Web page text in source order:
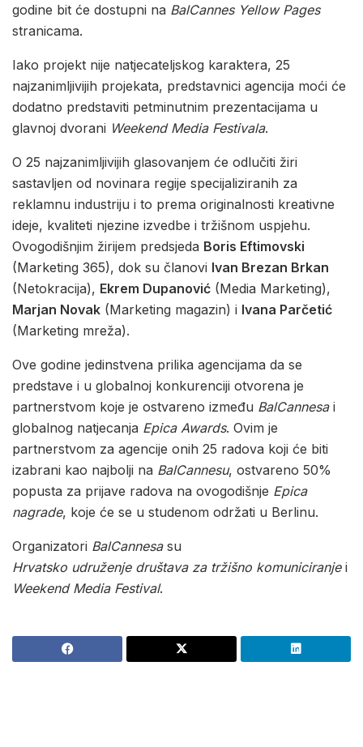
godine bit će dostupni na BalCannes Yellow Pages
stranicama.
Iako projekt nije natjecateljskog karaktera, 25
najzanimljivijih projekata, predstavnici agencija moći će
dodatno predstaviti petminutnim prezentacijama u
glavnoj dvorani Weekend Media Festivala.
O 25 najzanimljivijih glasovanjem će odlučiti žiri
sastavljen od novinara regije specijaliziranih za
reklamnu industriju i to prema originalnosti kreativne
ideje, kvaliteti njezine izvedbe i tržišnom uspjehu.
Ovogodišnjim žirijem predsjeda Boris Eftimovski
(Marketing 365), dok su članovi Ivan Brezan Brkan
(Netokracija), Ekrem Dupanović (Media Marketing),
Marjan Novak (Marketing magazin) i Ivana Parčetić
(Marketing mreža).
Ove godine jedinstvena prilika agencijama da se
predstave i u globalnoj konkurenciji otvorena je
partnerstvom koje je ostvareno između BalCannesai
globalnog natjecanja Epica Awards. Ovim je
partnerstvom za agencije onih 25 radova koji će biti
izabrani kao najbolji na BalCannesu, ostvareno 50%
popusta za prijave radova na ovogodišnje Epica
nagrade, koje će se u studenom održati u Berlinu.
Organizatori BalCannesasu
Hrvatsko udruženje društava za tržišno komuniciranjei
Weekend Media Festival.